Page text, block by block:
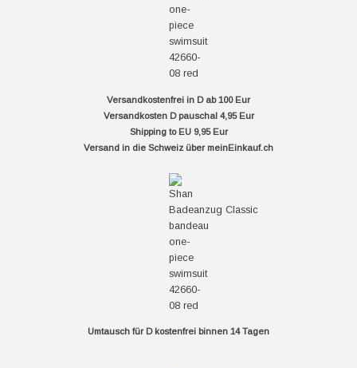
Versandkostenfrei in D ab 100 Eur
Versandkosten D pauschal 4,95 Eur
Shipping to EU 9,95 Eur
Versand in die Schweiz über meinEinkauf.ch
Umtausch für D kostenfrei binnen 14 Tagen